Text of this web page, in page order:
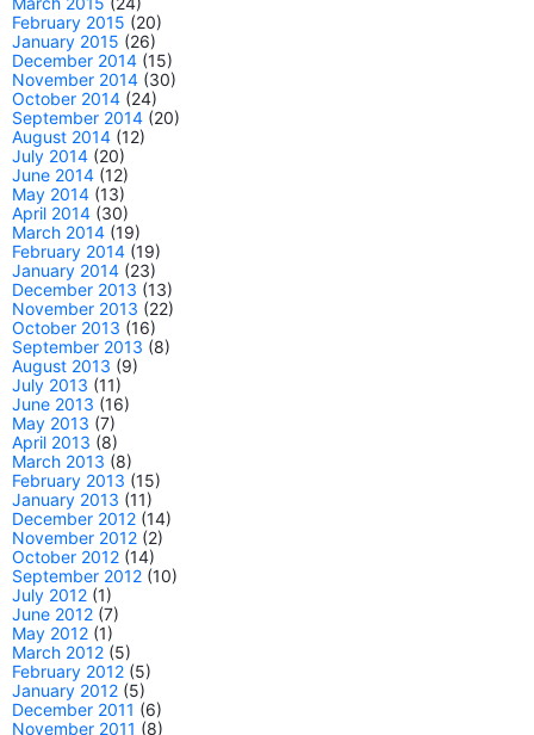
February 2015 (20)
January 2015 (26)
December 2014 (15)
November 2014 (30)
October 2014 (24)
September 2014 (20)
August 2014 (12)
July 2014 (20)
June 2014 (12)
May 2014 (13)
April 2014 (30)
March 2014 (19)
February 2014 (19)
January 2014 (23)
December 2013 (13)
November 2013 (22)
October 2013 (16)
September 2013 (8)
August 2013 (9)
July 2013 (11)
June 2013 (16)
May 2013 (7)
April 2013 (8)
March 2013 (8)
February 2013 (15)
January 2013 (11)
December 2012 (14)
November 2012 (2)
October 2012 (14)
September 2012 (10)
July 2012 (1)
June 2012 (7)
May 2012 (1)
March 2012 (5)
February 2012 (5)
January 2012 (5)
December 2011 (6)
November 2011 (8)